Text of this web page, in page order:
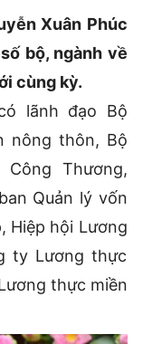
Xuân Phúc
bộ, ngành về
cùng kỳ.
lãnh đạo Bộ
nông thôn, Bộ
Thương,
Quản lý vốn
Hiệp hội Lương
ty Lương thực
thực miền